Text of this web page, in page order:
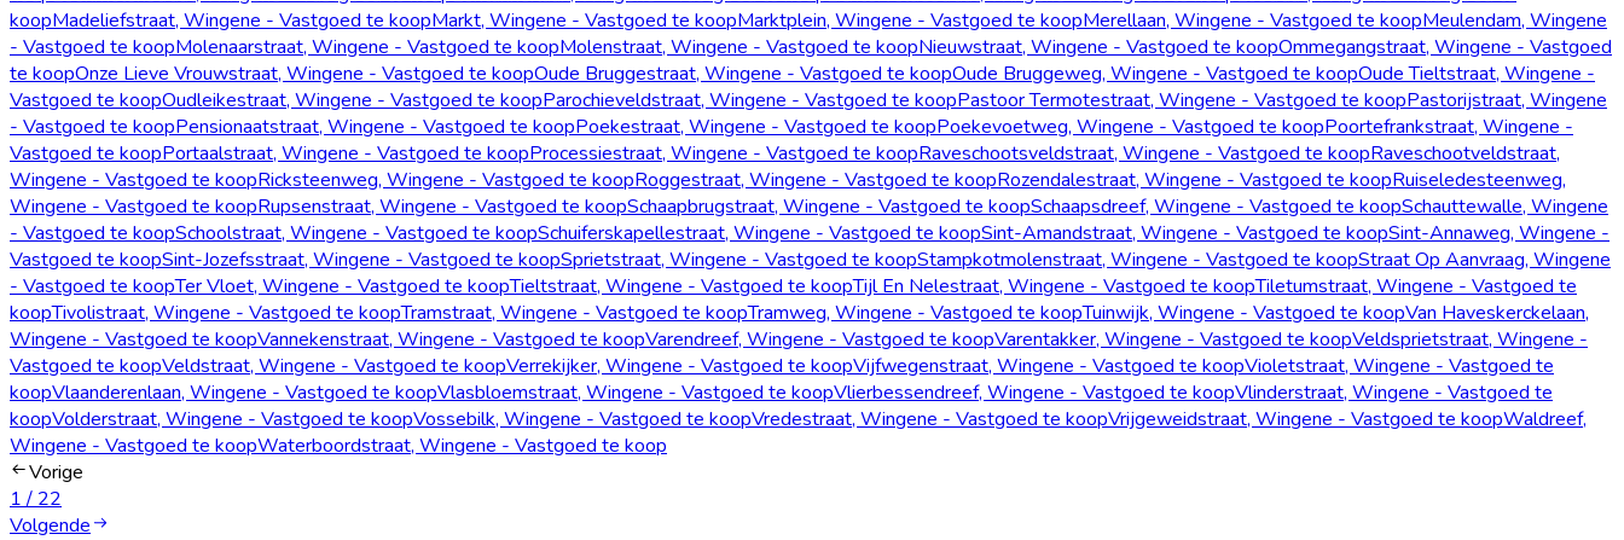
koopMadeliefstraat, Wingene - Vastgoed te koopMarkt, Wingene - Vastgoed te koopMarktplein, Wingene - Vastgoed te koopMerellaan, Wingene - Vastgoed te koopMeulendam, Wingene
- Vastgoed te koopMolenaarstraat, Wingene - Vastgoed te koopMolenstraat, Wingene - Vastgoed te koopNieuwstraat, Wingene - Vastgoed te koopOmmegangstraat, Wingene - Vastgoed
te koopOnze Lieve Vrouwstraat, Wingene - Vastgoed te koopOude Bruggestraat, Wingene - Vastgoed te koopOude Bruggeweg, Wingene - Vastgoed te koopOude Tieltstraat, Wingene -
Vastgoed te koopOudleikestraat, Wingene - Vastgoed te koopParochieveldstraat, Wingene - Vastgoed te koopPastoor Termotestraat, Wingene - Vastgoed te koopPastorijstraat, Wingene
- Vastgoed te koopPensionaatstraat, Wingene - Vastgoed te koopPoekestraat, Wingene - Vastgoed te koopPoekevoetweg, Wingene - Vastgoed te koopPoortefrankstraat, Wingene -
Vastgoed te koopPortaalstraat, Wingene - Vastgoed te koopProcessiestraat, Wingene - Vastgoed te koopRaveschootsveldstraat, Wingene - Vastgoed te koopRaveschootveldstraat,
Wingene - Vastgoed te koopRicksteenweg, Wingene - Vastgoed te koopRoggestraat, Wingene - Vastgoed te koopRozendalestraat, Wingene - Vastgoed te koopRuiseledesteenweg,
Wingene - Vastgoed te koopRupsenstraat, Wingene - Vastgoed te koopSchaapbrugstraat, Wingene - Vastgoed te koopSchaapsdreef, Wingene - Vastgoed te koopSchauttewalle, Wingene
- Vastgoed te koopSchoolstraat, Wingene - Vastgoed te koopSchuiferskapellestraat, Wingene - Vastgoed te koopSint-Amandstraat, Wingene - Vastgoed te koopSint-Annaweg, Wingene -
Vastgoed te koopSint-Jozefsstraat, Wingene - Vastgoed te koopSprietstraat, Wingene - Vastgoed te koopStampkotmolenstraat, Wingene - Vastgoed te koopStraat Op Aanvraag, Wingene
- Vastgoed te koopTer Vloet, Wingene - Vastgoed te koopTieltstraat, Wingene - Vastgoed te koopTijl En Nelestraat, Wingene - Vastgoed te koopTiletumstraat, Wingene - Vastgoed te
koopTivolistraat, Wingene - Vastgoed te koopTramstraat, Wingene - Vastgoed te koopTramweg, Wingene - Vastgoed te koopTuinwijk, Wingene - Vastgoed te koopVan Haveskerckelaan,
Wingene - Vastgoed te koopVannekenstraat, Wingene - Vastgoed te koopVarendreef, Wingene - Vastgoed te koopVarentakker, Wingene - Vastgoed te koopVeldsprietstraat, Wingene -
Vastgoed te koopVeldstraat, Wingene - Vastgoed te koopVerrekijker, Wingene - Vastgoed te koopVijfwegenstraat, Wingene - Vastgoed te koopVioletstraat, Wingene - Vastgoed te
koopVlaanderenlaan, Wingene - Vastgoed te koopVlasbloemstraat, Wingene - Vastgoed te koopVlierbessendreef, Wingene - Vastgoed te koopVlinderstraat, Wingene - Vastgoed te
koopVolderstraat, Wingene - Vastgoed te koopVossebilk, Wingene - Vastgoed te koopVredestraat, Wingene - Vastgoed te koopVrijgeweidstraat, Wingene - Vastgoed te koopWaldreef,
Wingene - Vastgoed te koopWaterboordstraat, Wingene - Vastgoed te koop
Vorige
1/ 22
Volgende